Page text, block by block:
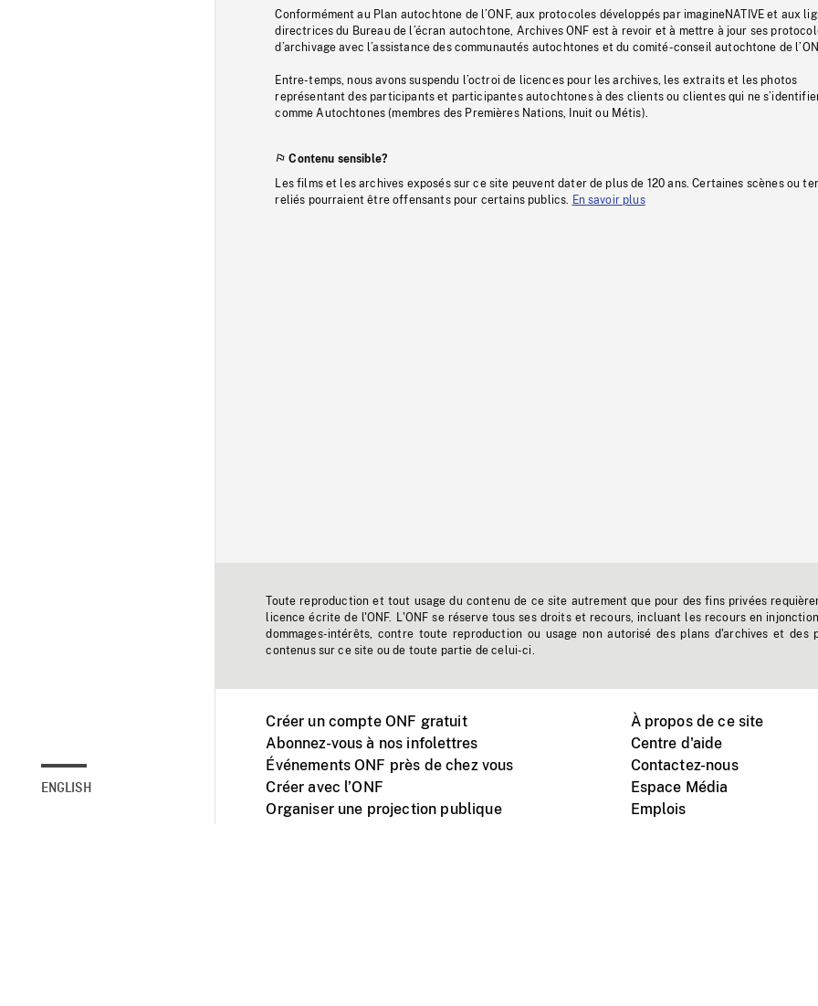
ENGLISH
Conformément au Plan autochtone de l’ONF, aux protocoles développés par imagineNATIVE et aux
directrices du Bureau de l’écran autochtone, Archives ONF est à revoir et à mettre à jour ses
d’archivage avec l’assistance des communautés autochtones et du comité-conseil autochtone de
Entre-temps, nous avons suspendu l’octroi de licences pour les archives, les extraits et les photos
représentant des participants et participantes autochtones à des clients ou clientes qui ne
comme Autochtones (membres des Premières Nations, Inuit ou Métis).
Contenu sensible?
Les films et les archives exposés sur ce site peuvent dater de plus de 120 ans. Certaines scènes ou
reliés pourraient être offensants pour certains publics.
En savoir plus
Toute reproduction et tout usage du contenu de ce site autrement que pour des fins privées
licence écrite de l'ONF. L'ONF se réserve tous ses droits et recours, incluant les recours en
dommages-intérêts, contre toute reproduction ou usage non autorisé des plans d'archives et des
contenus sur ce site ou de toute partie de celui-ci.
Créer un compte ONF gratuit
Abonnez-vous à nos infolettres
Événements ONF près de chez vous
Créer avec l’ONF
Organiser une projection publique
À propos de ce site
Centre d'aide
Contactez-nous
Espace Média
Emplois